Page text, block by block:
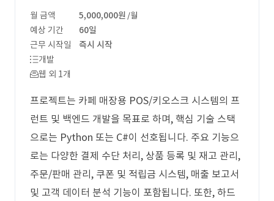
월 금액 5,000,000원 /월
예상 기간
60일
근무 시작일
즉시 시작
개발
웹 외 1개
프로젝트는 카페 매장용 POS/키오스크 시스템의 프
런트 및 백엔드 개발을 목표로 하며, 핵심 기술 스택
으로는 Python 또는 C#이 선호됩니다. 주요 기능으
로는 다양한 결제 수단 처리, 상품 등록 및 재고 관리,
주문/판매 관리, 쿠폰 및 적립금 시스템, 매출 보고서
및 고객 데이터 분석 기능이 포함됩니다. 또한, 하드